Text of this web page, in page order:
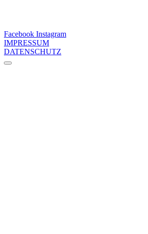
Facebook Instagram
IMPRESSUM
DATENSCHUTZ